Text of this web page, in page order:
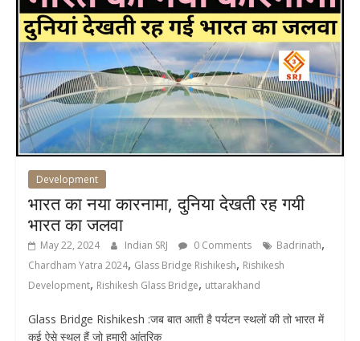
Development
भारत का नया कारनामा, दुनिया देखती रह गयी
भारत का जलवा
May 22, 2024 Indian SRJ 0 Comments Badrinath,
Chardham Yatra 2024, Glass Bridge Rishikesh, Rishikesh
Development, Rishikesh Glass Bridge, uttarakhand
Glass Bridge Rishikesh :जब बात आती है पर्यटन स्थलों की तो भारत में
कई ऐसे स्थल हैं जो हमारी आंतरिक